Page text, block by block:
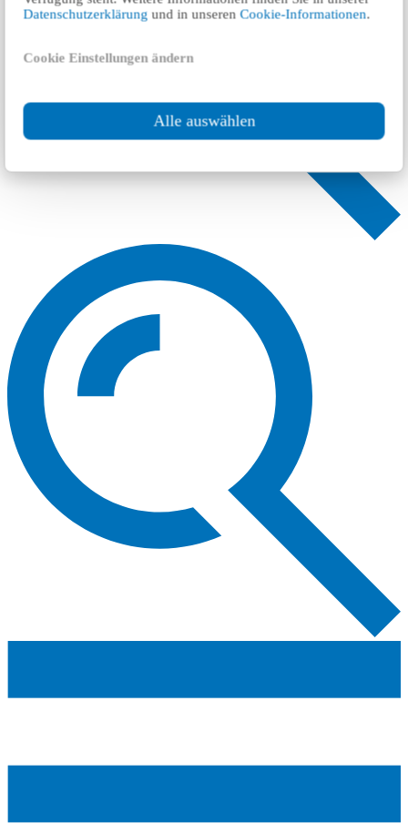
Datenschutzerklärung und in unserenCookie-Informationen.
Cookie Einstellungen ändern
Alle auswählen